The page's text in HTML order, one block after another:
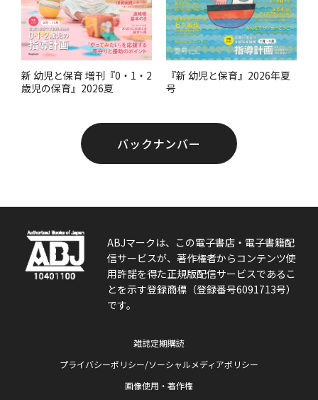
新 幼児と保育 増刊『0・1・2
歳児の保育』2026夏
『新 幼児と保育』2026年夏
号
バックナンバー
ABJマークは、この電子書店・電子書籍配
信サービスが、著作権者からコンテンツ使
用許諾を得た正規版配信サービスであるこ
とを示す登録商標（登録番号6091713号）
です。
雑誌定期購読
プライバシーポリシー/ソーシャルメディアポリシー
画像使用・著作権